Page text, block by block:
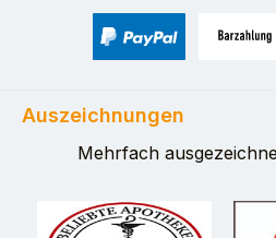
Auszeichnungen
Mehrfach